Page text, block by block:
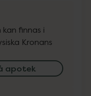
finnas i
Kronans
apotek